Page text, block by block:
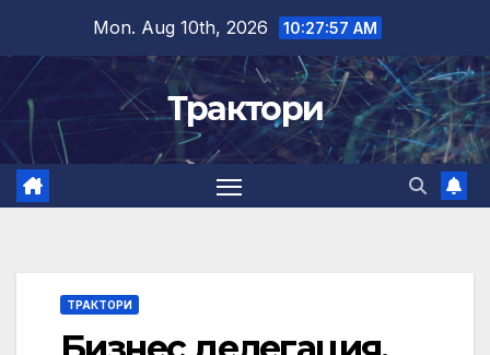
content
Mon. Aug 10th, 2026 10:27:58 AM
Трактори
ТРАКТОРИ